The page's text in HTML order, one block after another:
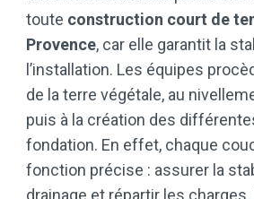
toute construction court de
Provence, car elle garantit la
l’installation. Les équipes
de la terre végétale, au
puis à la création des
fondation. En effet, chaque
fonction précise : assurer la
drainage et répartir les charges.